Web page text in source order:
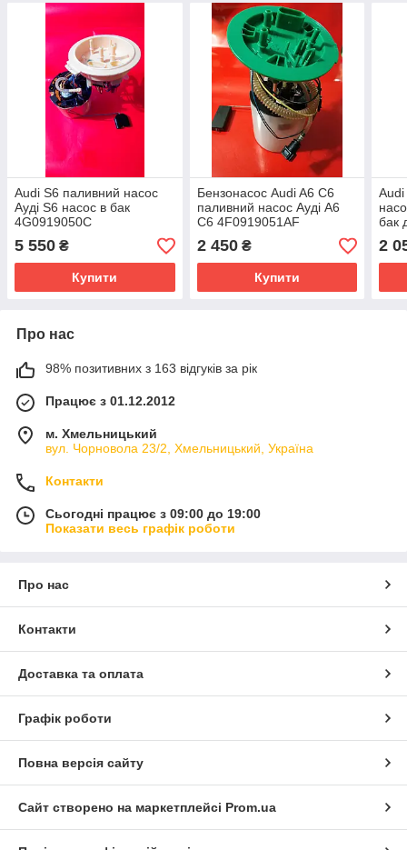
Audi S6 паливний насос
Ауді S6 насос в бак
4G0919050C
A2C87004400
5 550 ₴
Купити
Бензонасос Audi A6 C6
паливний насос Ауді А6
С6 4F0919051AF
A2C53091955
2 450₴
Купити
бак
2
Про нас
98% позитивних з 163 відгуків за рік
Працює з 01.12.2012
м. Хмельницький
вул. Чорновола 23/2, Хмельницький, Україна
Контакти
Сьогодні працює з 09:00 до 19:00
Показати весь графік роботи
Про нас
Контакти
Доставка та оплата
Графік роботи
Повна версія сайту
Сайт створено на маркетплейсі Prom.ua